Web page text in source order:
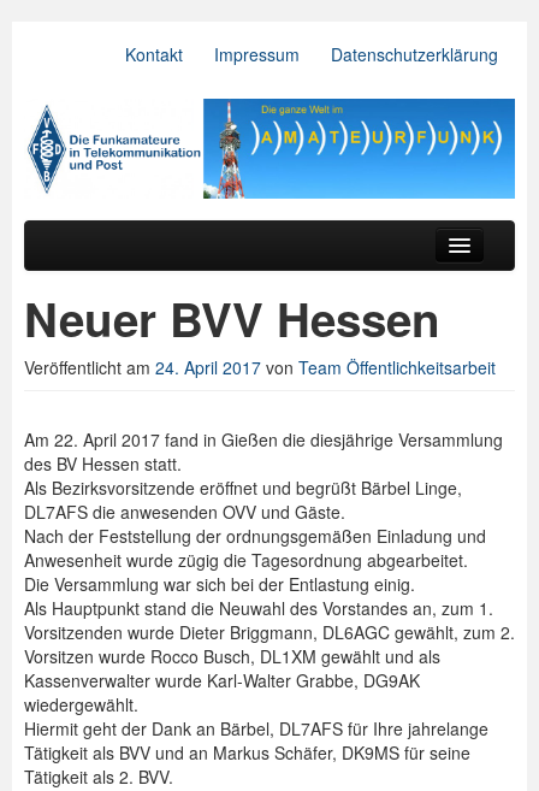
Kontakt Impressum Datenschutzerklärung
VFDB e.V.
Hauptmenü
Der Verein
Referate
BV & OV
Relais
Downloads
Spenden
Login
Neuer BVV Hessen
Veröffentlicht am 24. April 2017 von Team Öffentlichkeitsarbeit
Am 22. April 2017 fand in Gießen die diesjährige Versammlung
des BV Hessen statt.
Als Bezirksvorsitzende eröffnet und begrüßt Bärbel Linge,
DL7AFS die anwesenden OVV und Gäste.
Nach der Feststellung der ordnungsgemäßen Einladung und
Anwesenheit wurde zügig die Tagesordnung abgearbeitet.
Die Versammlung war sich bei der Entlastung einig.
Als Hauptpunkt stand die Neuwahl des Vorstandes an, zum 1.
Vorsitzenden wurde Dieter Briggmann, DL6AGC gewählt, zum 2.
Vorsitzen wurde Rocco Busch, DL1XM gewählt und als
Kassenverwalter wurde Karl-Walter Grabbe, DG9AK
wiedergewählt.
Hiermit geht der Dank an Bärbel, DL7AFS für Ihre jahrelange
Tätigkeit als BVV und an Markus Schäfer, DK9MS für seine
Tätigkeit als 2. BVV.